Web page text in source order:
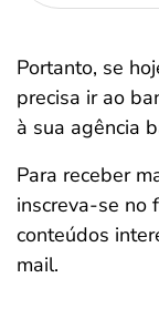
Portanto, se
precisa ir ao
à sua agência
Para receber
inscreva-se no
conteúdos
mail.